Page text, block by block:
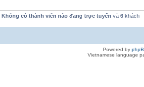
Không có thành viên nào đang trực tuyến và 6 khách
Powered by
Vietnamese language